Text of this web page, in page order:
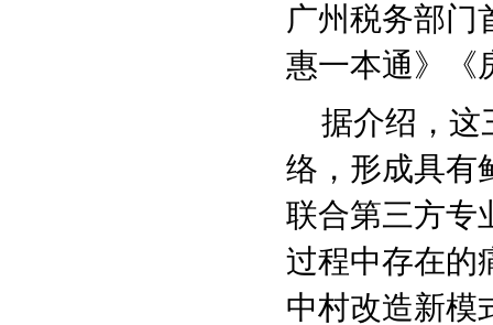
广州税务部门
惠一本通》《
据介绍，这
络，形成具有
联合第三方专
过程中存在的
中村改造新模